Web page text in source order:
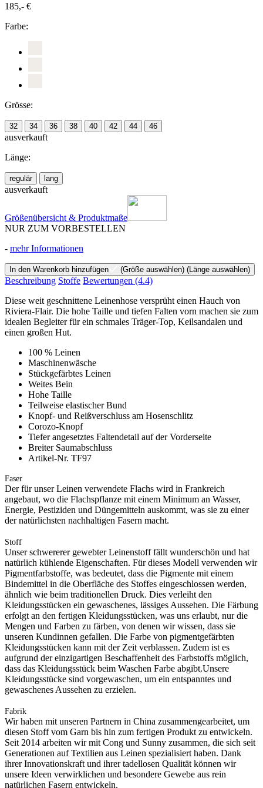
185,- €
Farbe:
Grösse:
32 34 36 38 40 42 44 46
ausverkauft
Länge:
regulär lang
ausverkauft
Größenübersicht & Produktmaße
NUR ZUM VORBESTELLEN
- mehr Informationen
In den Warenkorb hinzufügen (Größe auswählen) (Länge auswählen)
Beschreibung Stoffe Bewertungen (4.4)
Diese weit geschnittene Leinenhose versprüht einen Hauch von
Riviera-Flair. Die hohe Taille und tiefen Falten vorn machen sie zum
idealen Begleiter für ein schmales Träger-Top, Keilsandalen und
einen großen Hut.
100 % Leinen
Maschinenwäsche
Stückgefärbtes Leinen
Weites Bein
Hohe Taille
Teilweise elastischer Bund
Knopf- und Reißverschluss am Hosenschlitz
Corozo-Knopf
Tiefer angesetztes Faltendetail auf der Vorderseite
Breiter Saumabschluss
Artikel-Nr. TF97
Faser
Der für unser Leinen verwendete Flachs wird in Frankreich
angebaut, wo die Flachspflanze mit einem Minimum an Wasser,
Energie, Pestiziden und Düngemitteln auskommt, was sie zu einer
der natürlichsten nachhaltigen Fasern macht.
Stoff
Unser schwererer gewebter Leinenstoff fällt wunderschön und hat
natürlich kühlende Eigenschaften. Für dieses Modell verwenden wir
Pigmentfarbstoffe, was bedeutet, dass die Pigmente mit einem
Bindemittel in die Oberfläche des Stoffes eingeschlossen werden,
ähnlich wie beim traditionellen Druck. Dies verleiht den
Kleidungsstücken ein gewaschenes, lässiges Aussehen. Die Färbung
erfolgt an den fertigen Kleidungsstücken, was uns erlaubt, nur die
Mengen und Farben zu färben, von denen wir wissen, dass sie
unseren Kundinnen gefallen. Die Farbe von pigmentgefärbten
Kleidungsstücken kann mit der Zeit verblassen. Zudem ist es
aufgrund der einzigartigen Beschaffenheit des Farbstoffs möglich,
dass das Kleidungsstück beim Waschen Farbe abgibt.Unsere
Kleidungsstücke sind vorgewaschen, um ein entspanntes und
gewaschenes Aussehen zu erzielen.
Fabrik
Wir haben mit unseren Partnern in China zusammengearbeitet, um
diesen Stoff vom Garn bis hin zum fertigen Produkt zu entwickeln.
Seit 2014 arbeiten wir mit Cong und Sunny zusammen, die sich seit
Generationen auf Textilien aus Leinen spezialisiert haben. Dank
ihrer Innovationskraft und ihrer tadellosen Qualität können wir
unsere Ideen verwirklichen und besondere Gewebe aus rein
natürlichen Fasern entwickeln.